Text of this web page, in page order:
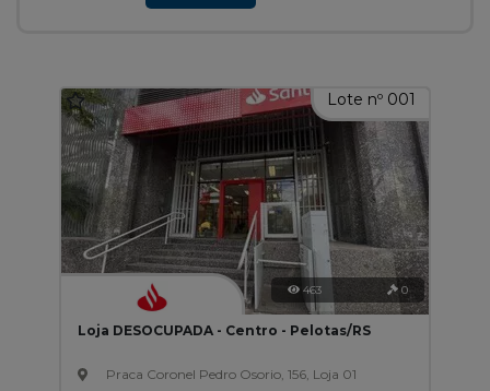
Lote nº 001
463 0
Loja DESOCUPADA - Centro - Pelotas/RS
Praca Coronel Pedro Osorio, 156, Loja 01